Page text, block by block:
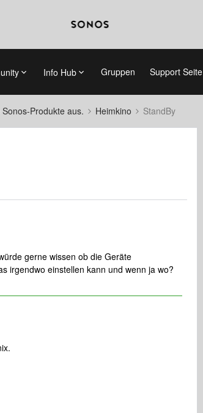
Info Hub Gruppen Support Seite
Produkte aus. Heimkino StandBy
gerne wissen ob die Geräte
irgendwo einstellen kann und wenn ja wo?